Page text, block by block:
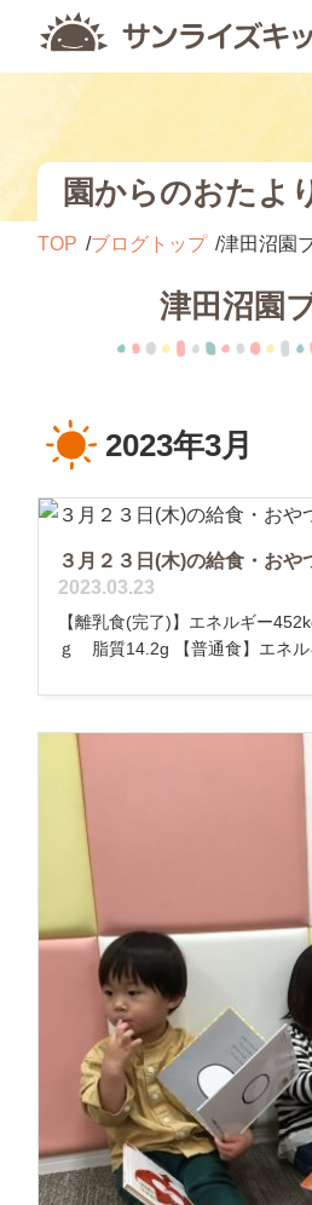
園からのおたよ
TOP ブログトップ 津田沼園
津田沼園
2023年3月
３月２３日(木)の給食・おや
2023.03.23
【離乳食(完了)】エネルギー
ｇ 脂質14.2g 【普通食】エネル